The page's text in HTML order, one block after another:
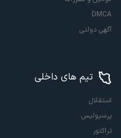
DMCA
آگهی دولتی
تیم های داخلی
استقلال
پرسپولیس
تراکتور